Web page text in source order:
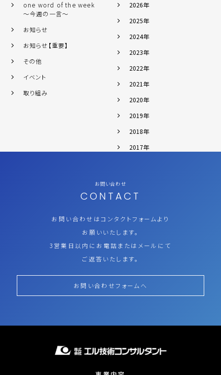
one word of the week
～今週の一言～
お知らせ
お知らせ【重要】
その他
イベント
取り組み
2026年
2025年
2024年
2023年
2022年
2021年
2020年
2019年
2018年
2017年
お問い合わせ
CONTACT
お問い合わせはコンタクトフォームより
お願いいたします。
3営業日以内にお電話またはメールにて
ご返答いたします。
お問い合わせフォームへ